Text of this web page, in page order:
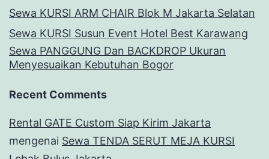
Sewa KURSI ARM CHAIR Blok M Jakarta Selatan
Sewa KURSI Susun Event Hotel Best Karawang
Sewa PANGGUNG Dan BACKDROP Ukuran
Menyesuaikan Kebutuhan Bogor
Recent Comments
Rental GATE Custom Siap Kirim Jakarta
mengenai Sewa TENDA SERUT MEJA KURSI